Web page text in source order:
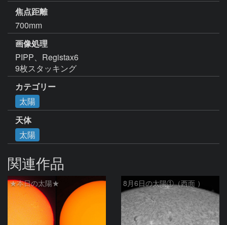
焦点距離
700mm
画像処理
PIPP、Registax6
9枚スタッキング
カテゴリー
太陽
天体
太陽
関連作品
★本日の太陽★ 8月6日の太陽①（西面 ）